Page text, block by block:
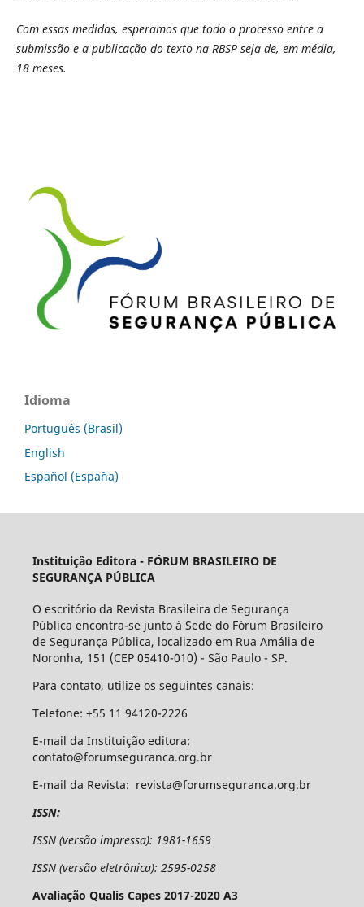
Com essas medidas, esperamos que todo o processo entre a
submissão e a publicação do texto na RBSP seja de, em média,
18 meses.
Idioma
Português (Brasil)
English
Español (España)
Instituição Editora - FÓRUM BRASILEIRO DE
SEGURANÇA PÚBLICA
O escritório da Revista Brasileira de Segurança
Pública encontra-se junto à Sede do Fórum Brasileiro
de Segurança Pública, localizado em Rua Amália de
Noronha, 151 (CEP 05410-010) - São Paulo - SP.
Para contato, utilize os seguintes canais:
Telefone: +55 11 94120-2226
E-mail da Instituição editora:
contato@forumseguranca.org.br
E-mail da Revista: revista@forumseguranca.org.br
ISSN:
ISSN (versão impressa): 1981-1659
ISSN (versão eletrônica): 2595-0258
Avaliação Qualis Capes 2017-2020 A3